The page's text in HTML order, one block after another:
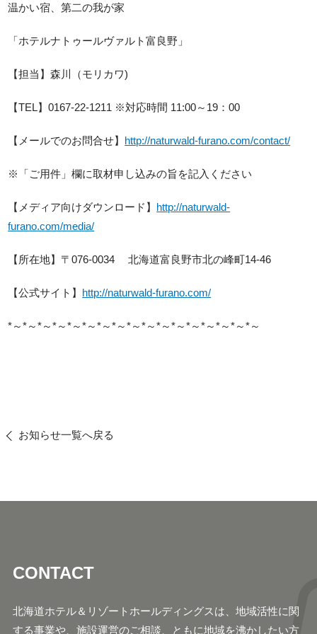
温かい宿、第二の我が家
「ホテルナトゥールヴァルト富良野」
【担当】森川（モリカワ)
【TEL】0167-22-1211 ※対応時間 11:00～19：00
【メールでのお問合せ】 http://naturwald-furano.com/contact/
※「ご用件」欄に取材申し込みの旨を記入ください
【メディア向けダウンロード】 http://naturwald-
furano.com/media/
【所在地】〒076-0034 北海道富良野市北の峰町14-46
【公式サイト】 http://naturwald-furano.com/
*～*～*～*～*～*～*～*～*～*～*～*～*～*～*～*～*～
お知らせ一覧へ戻る
CONTACT
北海道ホテル＆リゾートホールディングスは、地域活性に関
する事業や、施設運営のご相談、ともに地域を沸かしたい方